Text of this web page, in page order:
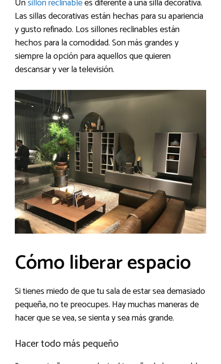
Las sillas decorativas están hechas para su apariencia
y gusto refinado. Los sillones reclinables están
hechos para la comodidad. Son más grandes y
siempre la opción para aquellos que quieren
descansar y ver la televisión.
Cómo liberar espacio
Si tienes miedo de que tu sala de estar sea demasiado
pequeña, no te preocupes. Hay muchas maneras de
hacer que se vea, se sienta y sea más grande.
Hacer todo más pequeño